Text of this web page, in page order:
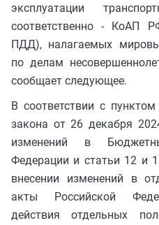
эксплуатации
соответственно - КоАП
ПДД), налагаемых
по делам
сообщает следующее.
В соответствии с
закона от 26 декабря
изменений в
Федерации и статьи 12 и
внесении изменений в
акты Российской
действия отдельных